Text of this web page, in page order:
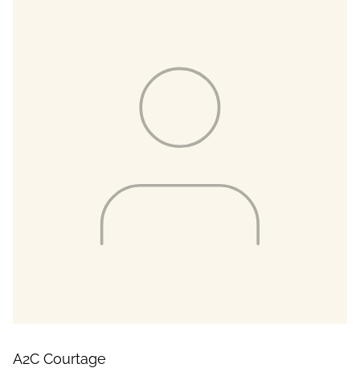
A2C Courtage